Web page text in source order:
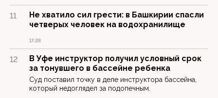
11
Не хватило сил грести: в Башкирии спасли
четверых человек на водохранилище
17:28
12
В Уфе инструктор получил условный срок
за тонувшего в бассейне ребенка
Суд поставил точку в деле инструктора бассейна,
который недоглядел за подопечным.